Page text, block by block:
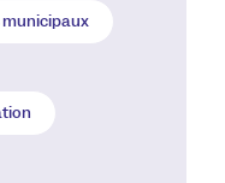
municipaux